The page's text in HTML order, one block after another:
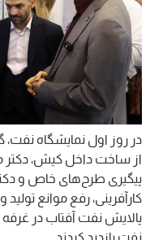
در روز اول نمایشگاه نفت،
از ساخت داخل کیش، دکتر
پیگیری طرح‌های خاص و
کارآفرینی، رفع موانع
پالایش نفت آفتاب در